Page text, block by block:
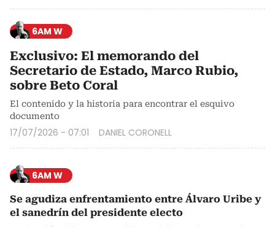
6AM W
Exclusivo: El memorando del
Secretario de Estado, Marco Rubio,
sobre Beto Coral
El contenido y la historia para encontrar el esquivo
documento
17/07/2026 - 07:01 DANIEL CORONELL
6AM W
Se agudiza enfrentamiento entre Álvaro Uribe y
el sanedrín del presidente electo